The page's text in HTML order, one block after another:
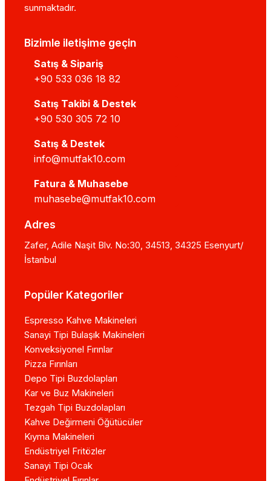
sunmaktadır.
Bizimle iletişime geçin
Satış & Sipariş
+90 533 036 18 82
Satış Takibi & Destek
+90 530 305 72 10
Satış & Destek
info@mutfak10.com
Fatura & Muhasebe
muhasebe@mutfak10.com
Adres
Zafer, Adile Naşit Blv. No:30, 34513, 34325 Esenyurt/
İstanbul
Popüler Kategoriler
Espresso Kahve Makineleri
Sanayi Tipi Bulaşık Makineleri
Konveksiyonel Fırınlar
Pizza Fırınları
Depo Tipi Buzdolapları
Kar ve Buz Makineleri
Tezgah Tipi Buzdolapları
Kahve Değirmeni Öğütücüler
Kıyma Makineleri
Endüstriyel Fritözler
Sanayi Tipi Ocak